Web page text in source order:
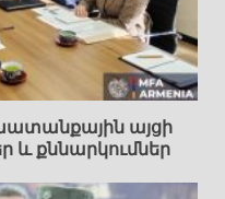
այցի
և քննարկումներ